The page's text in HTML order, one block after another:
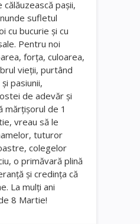
paşii,
sufletul
cu bucurie şi cu
Pentru noi
forţa, culoarea,
vieţii, purtând
pasiunii,
de adevăr şi
mărţişorul de 1
vreau să le
tuturor
colegelor
o primăvară plină
şi credinţa că
La mulţi ani
8 Martie!